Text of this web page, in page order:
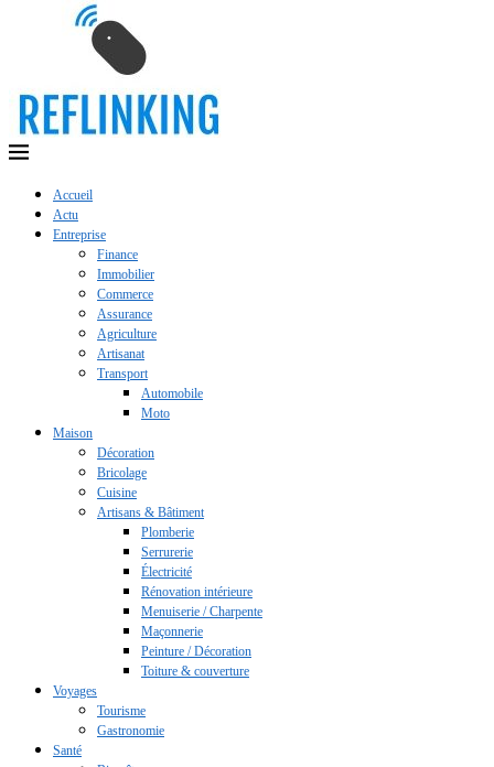
Accueil
Actu
Entreprise
Finance
Immobilier
Commerce
Assurance
Agriculture
Artisanat
Transport
Automobile
Moto
Maison
Décoration
Bricolage
Cuisine
Artisans & Bâtiment
Plomberie
Serrurerie
Électricité
Rénovation intérieure
Menuiserie / Charpente
Maçonnerie
Peinture / Décoration
Toiture & couverture
Voyages
Tourisme
Gastronomie
Santé